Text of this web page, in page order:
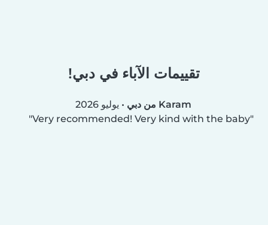
تقييمات الآباء في دبي!
Karam من دبي • يوليو 2026
Very recommended! Very kind with the baby